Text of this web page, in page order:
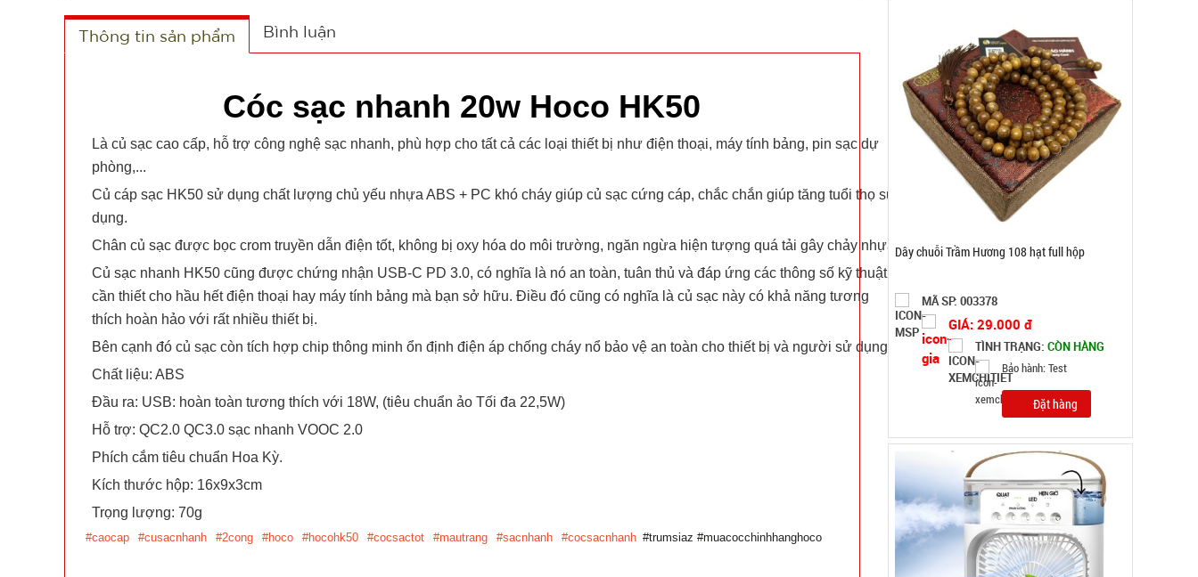
Thông tin sản phẩm Bình luận
Cóc sạc nhanh 20w Hoco HK50
Là củ sạc cao cấp, hỗ trợ công nghệ sạc nhanh, phù hợp cho tất cả các loại thiết bị như điện thoại, máy tính bảng, pin sạc dự
phòng,...
Củ cáp sạc HK50 sử dụng chất lượng chủ yếu nhựa ABS + PC khó cháy giúp củ sạc cứng cáp, chắc chắn giúp tăng tuổi thọ sử
dụng.
Chân củ sạc được bọc crom truyền dẫn điện tốt, không bị oxy hóa do môi trường, ngăn ngừa hiện tượng quá tải gây chảy nhựa.
Củ sạc nhanh HK50 cũng được chứng nhận USB-C PD 3.0, có nghĩa là nó an toàn, tuân thủ và đáp ứng các thông số kỹ thuật
cần thiết cho hầu hết điện thoại hay máy tính bảng mà bạn sở hữu. Điều đó cũng có nghĩa là củ sạc này có khả năng tương
thích hoàn hảo với rất nhiều thiết bị.
Bên cạnh đó củ sạc còn tích hợp chip thông minh ổn định điện áp chống cháy nổ bảo vệ an toàn cho thiết bị và người sử dụng.
Chất liệu: ABS
Đầu ra: USB: hoàn toàn tương thích với 18W, (tiêu chuẩn ảo Tối đa 22,5W)
Hỗ trợ: QC2.0 QC3.0 sạc nhanh VOOC 2.0
Phích cắm tiêu chuẩn Hoa Kỳ.
Kích thước hộp: 16x9x3cm
Trọng lượng: 70g
#caocap #cusacnhanh #2cong #hoco #hocohk50 #cocsactot #mautrang #sacnhanh #cocsacnhanh #trumsiaz #muacocchinhhanghoco
Dây chuỗi Trầm Hương 108 hạt full hộp
MÃ SP: 003378
GIÁ: 29.000 đ
TÌNH TRẠNG: CÒN HÀNG
Bảo hành: Test
Đặt hàng